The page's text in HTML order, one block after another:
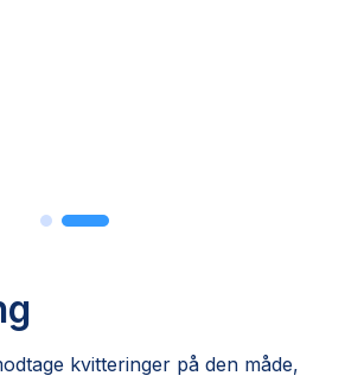
kvitteringer på den måde,